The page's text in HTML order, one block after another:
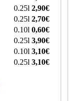
0.25l 2,90€
0.25l 2,70€
0.10l 0,60€
0.25l 3,90€
0.10l 3,10€
0.25l 3,10€